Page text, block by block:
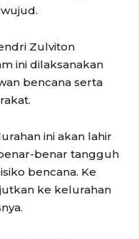
Zulviton
ini dilaksanakan
bencana serta
ini akan lahir
benar tangguh
bencana. Ke
ke kelurahan